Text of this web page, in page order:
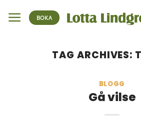
BOKA
TAG ARCHIVES:
BLOGG
Gå vilse